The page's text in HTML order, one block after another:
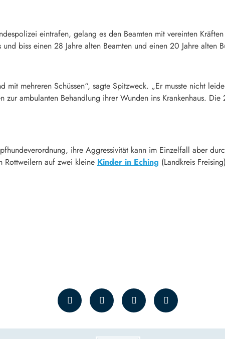
eintrafen, gelang es den Beamten mit vereinten
biss einen 28 Jahre alten Beamten und einen 20 Jahre alten
mehreren Schüssen“, sagte Spitzweck. „Er musste nicht
zur ambulanten Behandlung ihrer Wunden ins Krankenhaus.
ihre Aggressivität kann im Einzelfall aber
Rottweilern auf zwei kleine Kinder in Eching (Landkreis